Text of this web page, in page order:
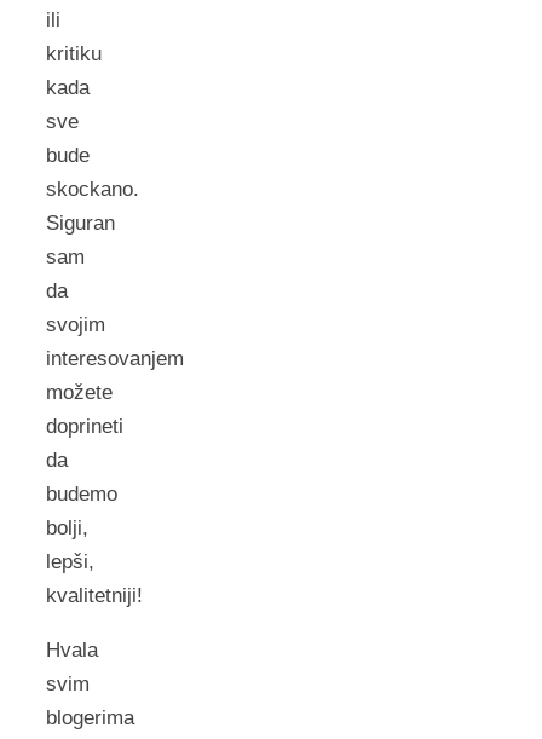
ili
kritiku
kada
sve
bude
skockano.
Siguran
sam
da
svojim
interesovanjem
možete
doprineti
da
budemo
bolji,
lepši,
kvalitetniji!
Hvala
svim
blogerima